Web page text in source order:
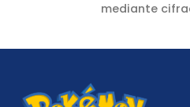
mediante